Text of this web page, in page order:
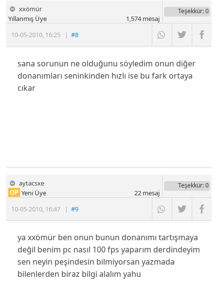
xxömür
10-05-2010, 16:25 |#8
Yıllanmış Üye
Teşekkür: 0
1,574mesaj
sana sorunun ne olduğunu söyledim onun diğer
donanımları seninkinden hızlı ise bu fark ortaya
cıkar
aytacsxe
10-05-2010, 16:47 |#9
OP Yeni Üye
Teşekkür: 0
22mesaj
ya xxömür ben onun bunun donanımı tartışmaya
değil benim pc nasıl 100 fps yaparım derdindeyim
sen neyin peşindesin bilmiyorsan yazmada
bilenlerden biraz bilgi alalım yahu